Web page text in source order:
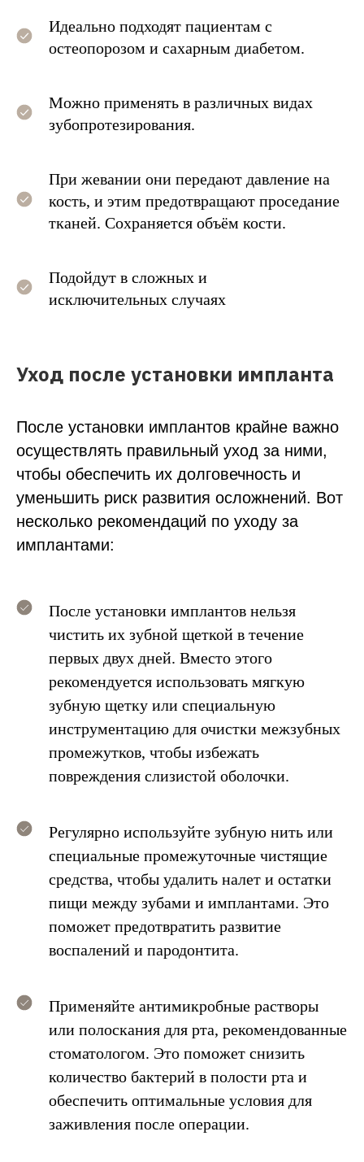
Идеально подходят пациентам с
остеопорозом и сахарным диабетом.
Можно применять в различных видах
зубопротезирования.
При жевании они передают давление на
кость, и этим предотвращают проседание
тканей. Сохраняется объём кости.
Подойдут в сложных и
исключительных случаях
Уход после установки импланта
После установки имплантов крайне важно
осуществлять правильный уход за ними,
чтобы обеспечить их долговечность и
уменьшить риск развития осложнений. Вот
несколько рекомендаций по уходу за
имплантами:
После установки имплантов нельзя
чистить их зубной щеткой в течение
первых двух дней. Вместо этого
рекомендуется использовать мягкую
зубную щетку или специальную
инструментацию для очистки межзубных
промежутков, чтобы избежать
повреждения слизистой оболочки.
Регулярно используйте зубную нить или
специальные промежуточные чистящие
средства, чтобы удалить налет и остатки
пищи между зубами и имплантами. Это
поможет предотвратить развитие
воспалений и пародонтита.
Применяйте антимикробные растворы
или полоскания для рта, рекомендованные
стоматологом. Это поможет снизить
количество бактерий в полости рта и
обеспечить оптимальные условия для
заживления после операции.
Операция по установке
Osstem/Dentium/Neodent
/Strauman
от 35 000
₽
Операция синус-лифтинг
Пластика мягких тканей в
Операция по удалению имплантата
14 000 ₽
от 23 000
₽